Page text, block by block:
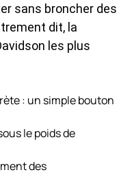
sans broncher des
dit, la
les plus
: un simple bouton
le poids de
des